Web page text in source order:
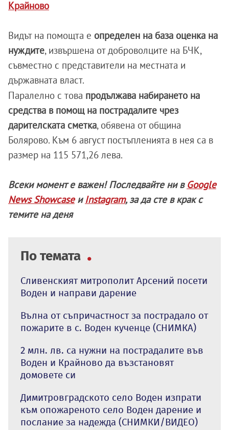
Крайново
Видът на помощта е определен на база оценка на
нуждите, извършена от доброволците на БЧК,
съвместно с представители на местната и
държавната власт.
Паралелно с това продължава набирането на
средства в помощ на пострадалите чрез
дарителската сметка, обявена от община
Болярово. Към 6 август постъпленията в нея са в
размер на 115 571,26 лева.
Всеки момент е важен! Последвайте ни в Google
News Showcaseи Instagram, за да сте в крак с
темите на деня
По темата
Сливенският митрополит Арсений посети
Воден и направи дарение
Вълна от съпричастност за пострадало от
пожарите в с. Воден кученце (СНИМКА)
2 млн. лв. са нужни на пострадалите във
Воден и Крайново да възстановят
домовете си
Димитровградското село Воден изпрати
към опожареното село Воден дарение и
послание за надежда (СНИМКИ/ВИДЕО)